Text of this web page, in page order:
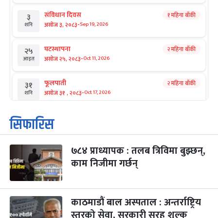
३
शनि
संविधान दिवस
असोज ३, २०८३-Sep 19, 2026
१ महिना बाँकी
२५
आइत
घटस्थापना
असोज २५, २०८३-Oct 11, 2026
२ महिना बाँकी
३१
शनि
फूलपाती
असोज ३१ , २०८३-Oct 17, 2026
२ महिना बाँकी
१
आइत
कार्तिक सङ्क्रान्ति
कार्तिक १, २०८३
३
मंगल
महानवमी
कार्तिक ३, २०८३-Oct 20, 2026
२ महिना बाँकी
४
बुध कार्तिक ४, २०८३ Oct 21, 2026
सिफारिस
७८४ प्राध्यापक : तलब त्रिविमा बुझ्छन्,
काम निजीमा गर्छन्
काठमाडौं बाल अस्पताल : अन्तर्राष्ट्रिय